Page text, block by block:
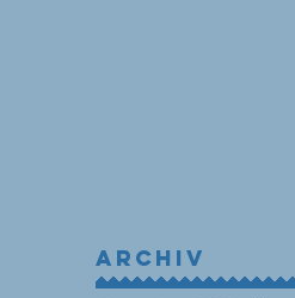
Archiv